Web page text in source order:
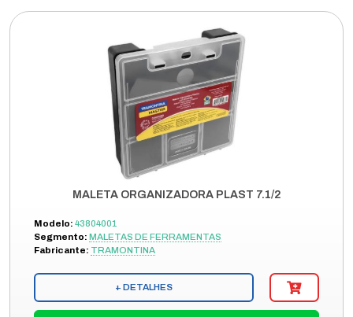
MALETA ORGANIZADORA PLAST 7.1/2
Modelo: 43804001
Segmento: MALETAS DE FERRAMENTAS
Fabricante: TRAMONTINA
+ DETALHES